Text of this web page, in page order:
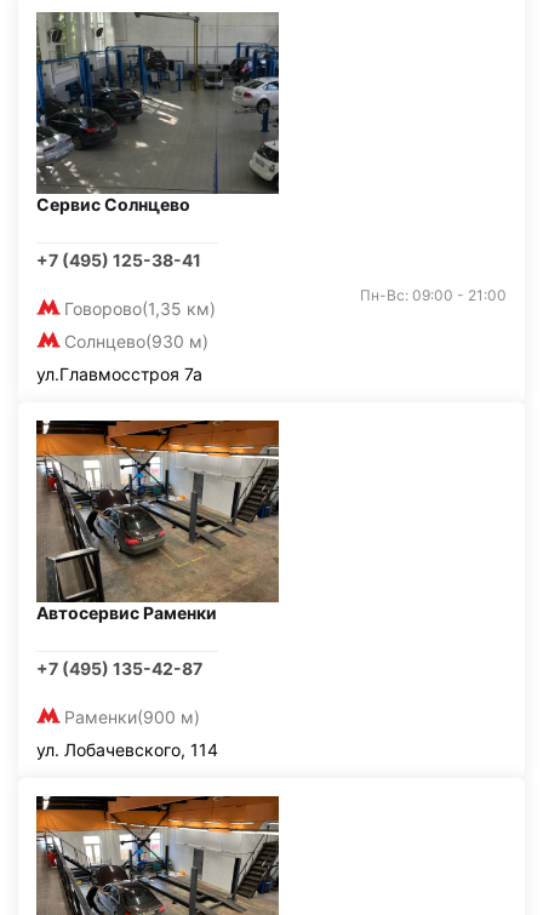
Сервис Солнцево
+7 (495) 125-38-41
Говорово(1,35 км)
Солнцево(930 м)
Пн-Вс: 09:00 - 21:00
ул.Главмосстроя 7а
Автосервис Раменки
+7 (495) 135-42-87
Раменки(900 м)
ул. Лобачевского, 114